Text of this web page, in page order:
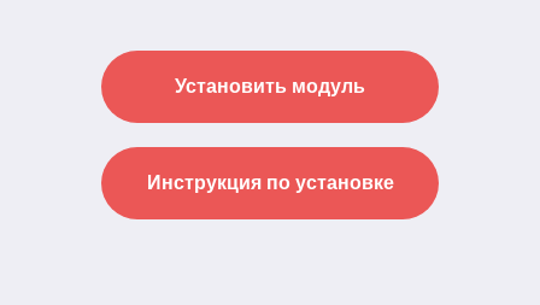
Установить модуль
Инструкция по установке